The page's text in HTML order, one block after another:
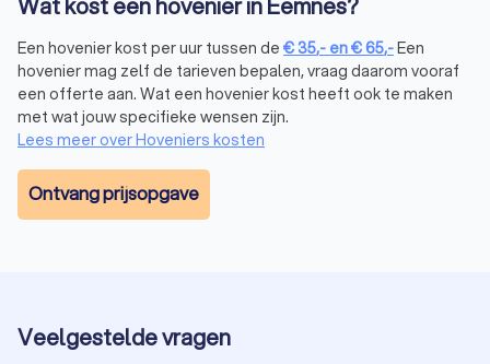
gemiddeld tussen € 50 tot € 100 per m2, afhankelijk van
Tuinonderhoud:voor regulier onderhoud betaal je vaak
een uurtarief tussen € 35,- tot € 65,-, afhankelijk van de
ervaring van de hovenier.
Wil je besparen op de kosten? Vraag dan meerdere offertes
aan via Trustoo. Zo vergelijk je eenvoudig prijzen en maak je
de beste keuze.
project dat je wilt uitvoeren, zoals tuinaanleg,
onderhoud of renovatie.
Een hovenier kost per uur tussen de €35,- en€65,-Een
hovenier mag zelf de tarieven bepalen, vraag daarom vooraf
een offerte aan. Wat een hovenier kost heeft ook te maken
met wat jouw specifieke wensen zijn.
Lees meer over Hoveniers kosten
Ontvang prijsopgave
Veelgestelde vragen